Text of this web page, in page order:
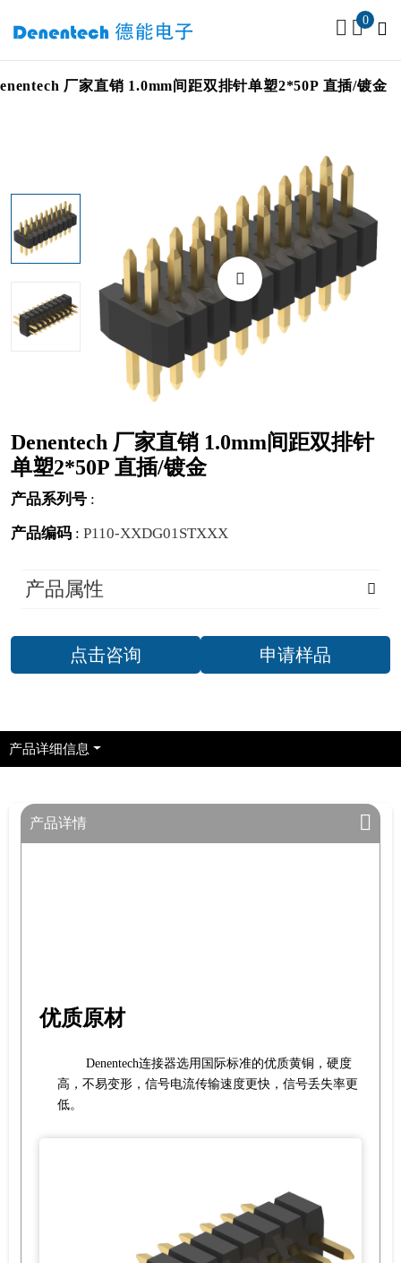
0
厂家直销 1.0mm间距双排针单塑2*50P 直插/镀金
Denentech 厂家直销 1.0mm间距双排针
单塑2*50P 直插/镀金
产品系列号 :
产品编码 : P110-XXDG01STXXX
产品属性
点击咨询 申请样品
产品详细信息
产品详情
优质原材
Denentech连接器选用国际标准的优质黄铜，硬度
高，不易变形，信号电流传输速度更快，信号丢失率更
低。